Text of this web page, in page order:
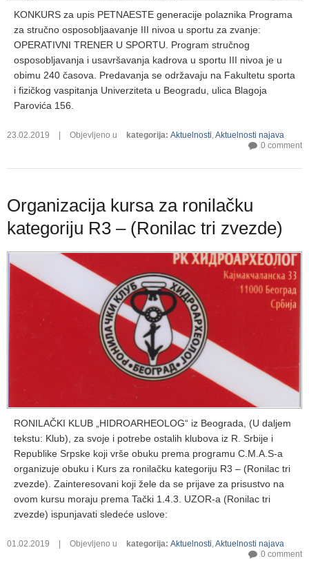
KONKURS za upis PETNAESTE generacije polaznika Programa
za stručno osposobljaavanje III nivoa u sportu za zvanje:
OPERATIVNI TRENER U SPORTU. Program stručnog
osposobljavanja i usavršavanja kadrova u sportu III nivoa je u
obimu 240 časova. Predavanja se održavaju na Fakultetu sporta
i fizičkog vaspitanja Univerziteta u Beogradu, ulica Blagoja
Parovića 156.
23.02.2019 | Objevljeno u kategorija: Aktuelnosti Aktuelnosti najava
0 comment
Organizacija kursa za ronilačku
kategoriju R3 – (Ronilac tri zvezde)
RONILAČKI KLUB „HIDROARHEOLOG“ iz Beograda, (U daljem
tekstu: Klub), za svoje i potrebe ostalih klubova iz R. Srbije i
Republike Srpske koji vrše obuku prema programu C.M.A.S-a
organizuje obuku i Kurs za ronilačku kategoriju R3 – (Ronilac tri
zvezde). Zainteresovani koji žele da se prijave za prisustvo na
ovom kursu moraju prema Tački 1.4.3. UZOR-a (Ronilac tri
zvezde) ispunjavati sledeće uslove:
01.02.2019 Objevljeno u kategorija: Aktuelnosti,Aktuelnosti najava
0 comment